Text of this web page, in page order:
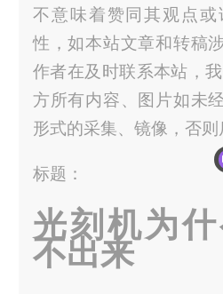
不意味着赞同其观点
性，如本站文章和转稿
作者在及时联系本站，
方所有内容、图片如未
形式的采集、镜像，否则
标题：
光刻机为
不出来